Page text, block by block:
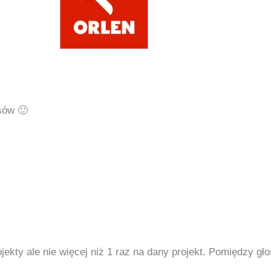
🙂
ale nie więcej niż 1 raz na dany projekt. Pomiędzy